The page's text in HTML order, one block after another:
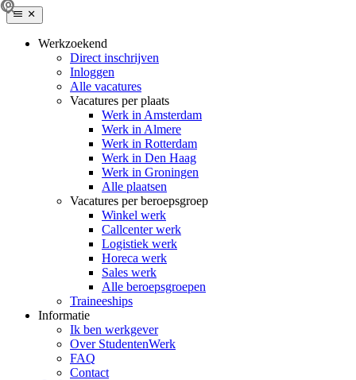
Werkzoekend
Direct inschrijven
Inloggen
Alle vacatures
Vacatures per plaats
Werk in Amsterdam
Werk in Almere
Werk in Rotterdam
Werk in Den Haag
Werk in Groningen
Alle plaatsen
Vacatures per beroepsgroep
Winkel werk
Callcenter werk
Logistiek werk
Horeca werk
Sales werk
Alle beroepsgroepen
Traineeships
Informatie
Ik ben werkgever
Over StudentenWerk
FAQ
Contact